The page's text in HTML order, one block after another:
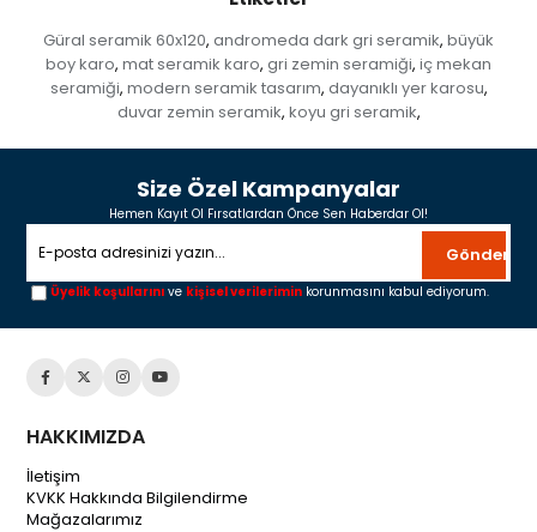
Güral seramik 60x120, andromeda dark gri seramik, büyük
boy karo, mat seramik karo, gri zemin seramiği, iç mekan
seramiği, modern seramik tasarım, dayanıklı yer karosu,
duvar zemin seramik, koyu gri seramik,
Size Özel Kampanyalar
Hemen Kayıt Ol Fırsatlardan Önce Sen Haberdar Ol!
Gönder
Üyelik koşullarını ve kişisel verilerimin korunmasını kabul ediyorum.
HAKKIMIZDA
İletişim
KVKK Hakkında Bilgilendirme
Mağazalarımız